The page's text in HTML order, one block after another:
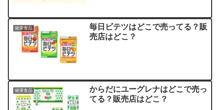
健康食品
毎日ビテツはどこで売ってる？販
売店はどこ？
健康食品
からだにユーグレナはどこで売っ
てる？販売店はどこ？